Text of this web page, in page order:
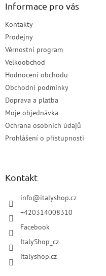
Informace pro vás
Kontakty
Prodejny
Věrnostní program
Velkoobchod
Hodnocení obchodu
Obchodní podmínky
Doprava a platba
Moje objednávka
Ochrana osobních údajů
Prohlášení o přístupnosti
Kontakt
info@italyshop.cz
+420314008310
Facebook
ItalyShop_cz
italyshop.cz